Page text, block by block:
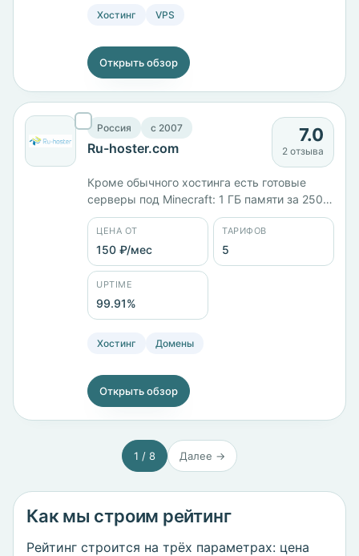
Хостинг VPS
Открыть обзор
Россия c 2007
Ru-hoster.com
7.0
2 отзыва
Кроме обычного хостинга есть готовые
серверы под Minecraft: 1 ГБ памяти за 250
₽/мес и 2 ГБ за 400 ₽/мес. Хостинговые
тарифы различаются диском — ЭКСПРЕСС
даёт 1 ГБ за 150 ₽/мес, БИЗНЕС 5 ГБ за 300
₽/мес, ПРЕДПРИЯТИЕ 15 ГБ за 600 ₽/мес.
Серверы в России, панель DirectAdmin.
ЦЕНА ОТ
150 ₽/мес
ТАРИФОВ
5
UPTIME
99.91%
Хостинг Домены
Открыть обзор
1 / 8 Далее →
Как мы строим рейтинг
Рейтинг строится на трёх параметрах: цена